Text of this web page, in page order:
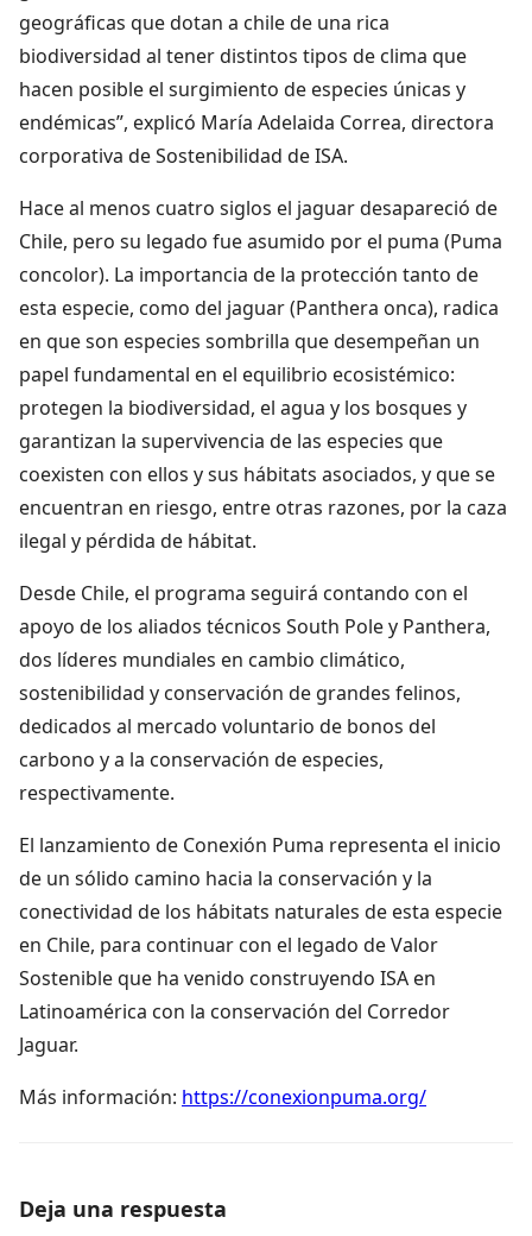
geográficas que dotan a chile de una rica
biodiversidad al tener distintos tipos de clima que
hacen posible el surgimiento de especies únicas y
endémicas”, explicó María Adelaida Correa, directora
corporativa de Sostenibilidad de ISA.
Hace al menos cuatro siglos el jaguar desapareció de
Chile, pero su legado fue asumido por el puma (Puma
concolor). La importancia de la protección tanto de
esta especie, como del jaguar (Panthera onca), radica
en que son especies sombrilla que desempeñan un
papel fundamental en el equilibrio ecosistémico:
protegen la biodiversidad, el agua y los bosques y
garantizan la supervivencia de las especies que
coexisten con ellos y sus hábitats asociados, y que se
encuentran en riesgo, entre otras razones, por la caza
ilegal y pérdida de hábitat.
Desde Chile, el programa seguirá contando con el
apoyo de los aliados técnicos South Pole y Panthera,
dos líderes mundiales en cambio climático,
sostenibilidad y conservación de grandes felinos,
dedicados al mercado voluntario de bonos del
carbono y a la conservación de especies,
respectivamente.
El lanzamiento de Conexión Puma representa el inicio
de un sólido camino hacia la conservación y la
conectividad de los hábitats naturales de esta especie
en Chile, para continuar con el legado de Valor
Sostenible que ha venido construyendo ISA en
Latinoamérica con la conservación del Corredor
Jaguar.
Más información: https://conexionpuma.org/
Deja una respuesta